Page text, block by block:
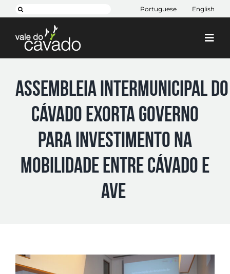
to
content
Search
Portuguese English
Cávado 2030
Projetos
ASSEMBLEIA INTERMUNICIPAL DO
CÁVADO EXORTA GOVERNO
PARA INVESTIMENTO NA
MOBILIDADE ENTRE CÁVADO E
AVE